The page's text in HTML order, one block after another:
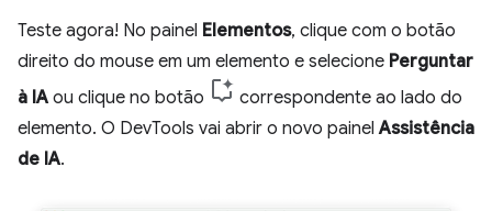
Teste agora! No painel Elementos, clique com o botão
direito do mouse em um elemento e selecione Perguntar
à IA ou clique no botão
correspondente ao lado do
elemento. O DevTools vai abrir o novo painelAssistência
de IA.